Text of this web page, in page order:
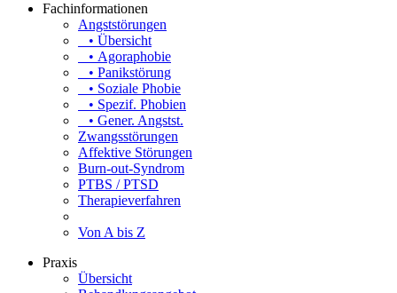
Fachinformationen
Angststörungen
• Übersicht
• Agoraphobie
• Panikstörung
• Soziale Phobie
• Spezif. Phobien
• Gener. Angstst.
Zwangsstörungen
Affektive Störungen
Burn-out-Syndrom
PTBS / PTSD
Therapieverfahren
Von A bis Z
Praxis
Übersicht